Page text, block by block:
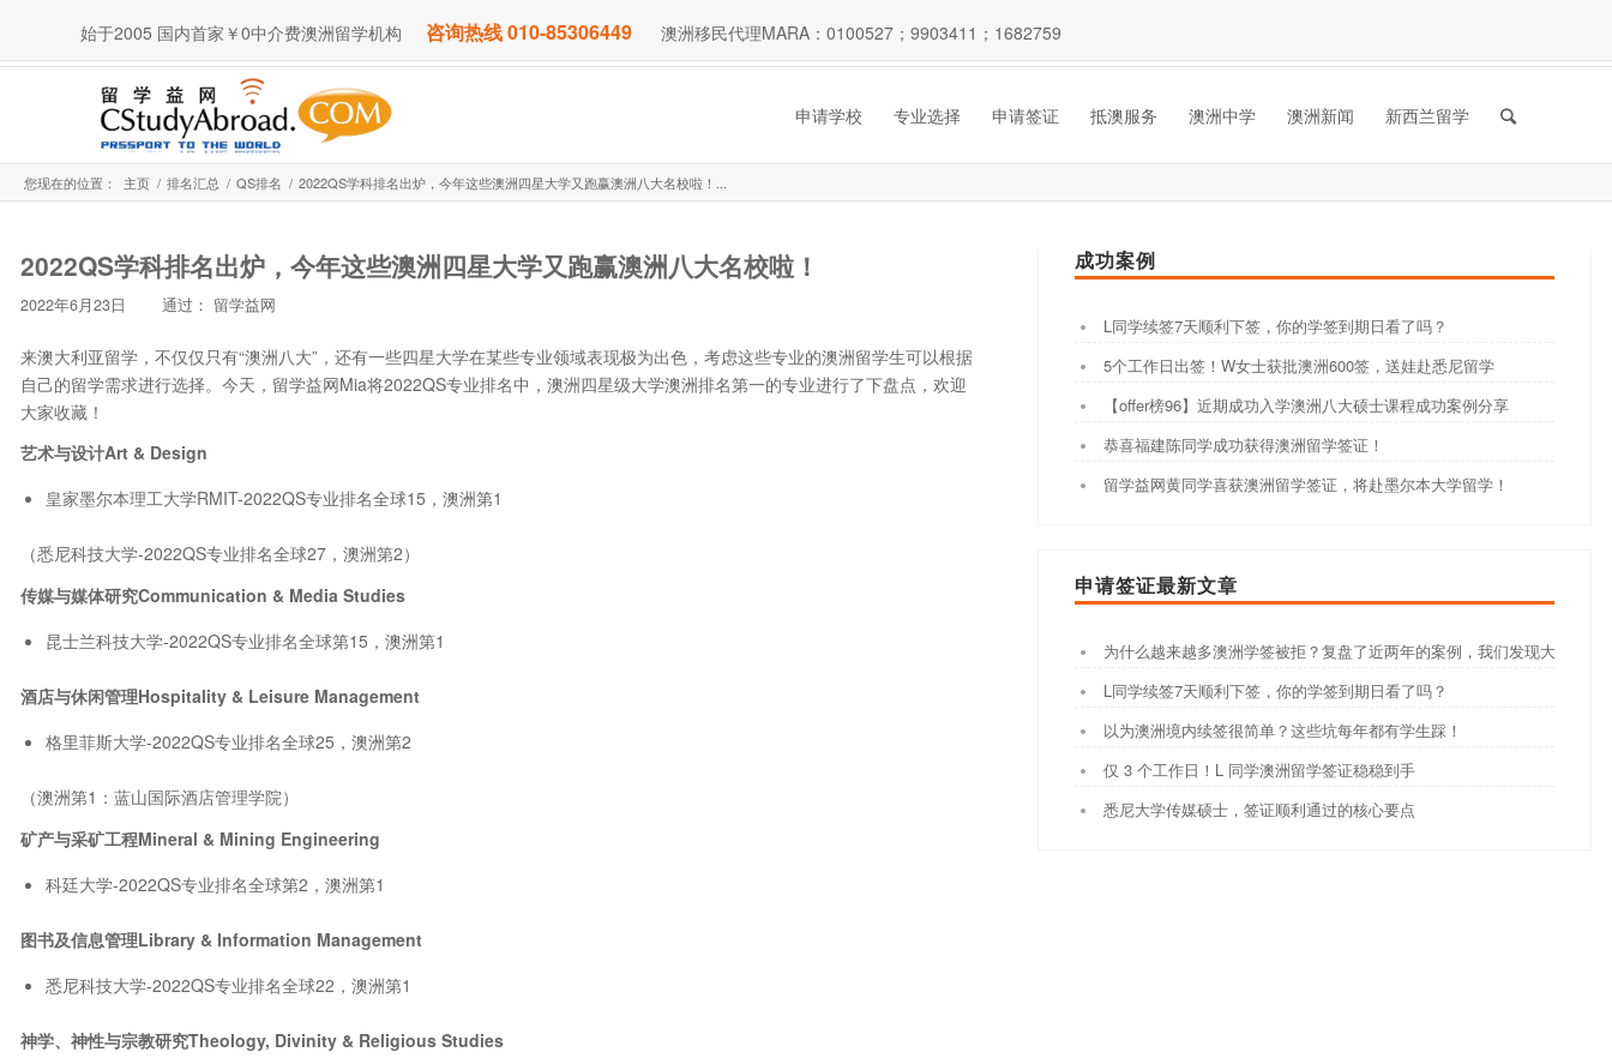
始于2005 国内首家￥0中介费澳洲留学机构 咨询热线 010-85306449 澳洲移民代理MARA：0100527；9903411；1682759
申请学校 专业选择 申请签证 抵澳服务 澳洲中学 澳洲新闻 新西兰留学
您现在的位置： 主页 / 排名汇总 / QS排名 / 2022QS学科排名出炉，今年这些澳洲四星大学又跑赢澳洲八大名校啦！...
2022QS学科排名出炉，今年这些澳洲四星大学又跑赢澳洲八大名校啦！
2022年6月23日 通过： 留学益网
来澳大利亚留学，不仅仅只有“澳洲八大”，还有一些四星大学在某些专业领域表现极为出色，考虑这些专业的澳洲留学生可以根据
自己的留学需求进行选择。今天，留学益网Mia将2022QS专业排名中，澳洲四星级大学澳洲排名第一的专业进行了下盘点，欢迎
大家收藏！
艺术与设计Art & Design
皇家墨尔本理工大学RMIT-2022QS专业排名全球15，澳洲第1
（悉尼科技大学-2022QS专业排名全球27，澳洲第2）
传媒与媒体研究Communication & Media Studies
昆士兰科技大学-2022QS专业排名全球第15，澳洲第1
酒店与休闲管理Hospitality & Leisure Management
格里菲斯大学-2022QS专业排名全球25，澳洲第2
（澳洲第1：蓝山国际酒店管理学院）
矿产与采矿工程Mineral & Mining Engineering
科廷大学-2022QS专业排名全球第2，澳洲第1
图书及信息管理Library & Information Management
悉尼科技大学-2022QS专业排名全球22，澳洲第1
神学、神性与宗教研究Theology, Divinity & Religious Studies
成功案例
L同学续签7天顺利下签，你的学签到期日看了吗？
5个工作日出签！W女士获批澳洲600签，送娃赴悉尼留学
【offer榜96】近期成功入学澳洲八大硕士课程成功案例分享
恭喜福建陈同学成功获得澳洲留学签证！
留学益网黄同学喜获澳洲留学签证，将赴墨尔本大学留学！
申请签证最新文章
为什么越来越多澳洲学签被拒？复盘了近两年的案例，我们发现大家都踩
L同学续签7天顺利下签，你的学签到期日看了吗？
以为澳洲境内续签很简单？这些坑每年都有学生踩！
仅 3 个工作日！L 同学澳洲留学签证稳稳到手
悉尼大学传媒硕士，签证顺利通过的核心要点